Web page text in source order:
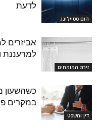
הום סטיילינג
לדעת
זירת המומחים
אביזרים
למרעננת
דין ומשפט
כשהשעון
במקרים